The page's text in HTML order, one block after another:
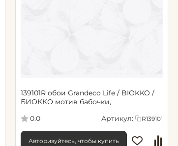
139101R обои Grandeco Life / BIOKKO /
БИОККО мотив бабочки,
0.0
Артикул: R139101
Авторизуйтесь, чтобы купить